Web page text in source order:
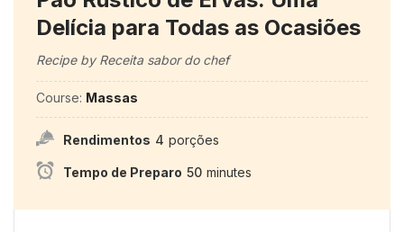
Delícia para Todas as Ocasiões
Recipe by Receita sabor do chef
Course: Massas
Rendimentos 4 porções
Tempo de Preparo 50 minutes